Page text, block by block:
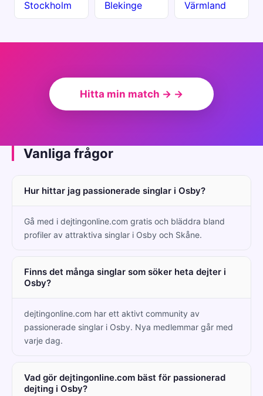
Stockholm Blekinge Värmland
Hitta min match → →
Vanliga frågor
Hur hittar jag passionerade singlar i Osby?
Gå med i dejtingonline.com gratis och bläddra bland
profiler av attraktiva singlar i Osby och Skåne.
Finns det många singlar som söker heta dejter i
Osby?
dejtingonline.com har ett aktivt community av
passionerade singlar i Osby. Nya medlemmar går med
varje dag.
Vad gör dejtingonline.com bäst för passionerad
dejting i Osby?